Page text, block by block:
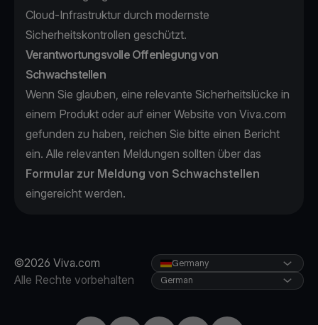
Cloud-Infrastruktur durch modernste
Sicherheitskontrollen geschützt.
Verantwortungsvolle Offenlegung von
Schwachstellen
Wenn Sie glauben, eine relevante Sicherheitslücke in
einem Produkt oder auf einer Website von Viva.com
gefunden zu haben, reichen Sie bitte einen Bericht
ein. Alle relevanten Meldungen sollten über das
Formular zur Meldung von Schwachstellen
eingereicht werden.
©2026 Viva.com
Alle Rechte vorbehalten
Germany
German